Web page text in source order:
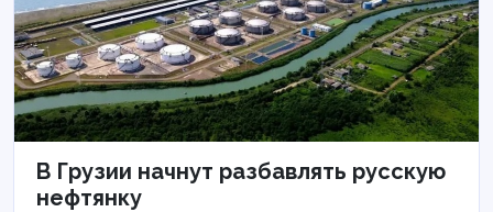
В Грузии начнут разбавлять русскую
нефтянку